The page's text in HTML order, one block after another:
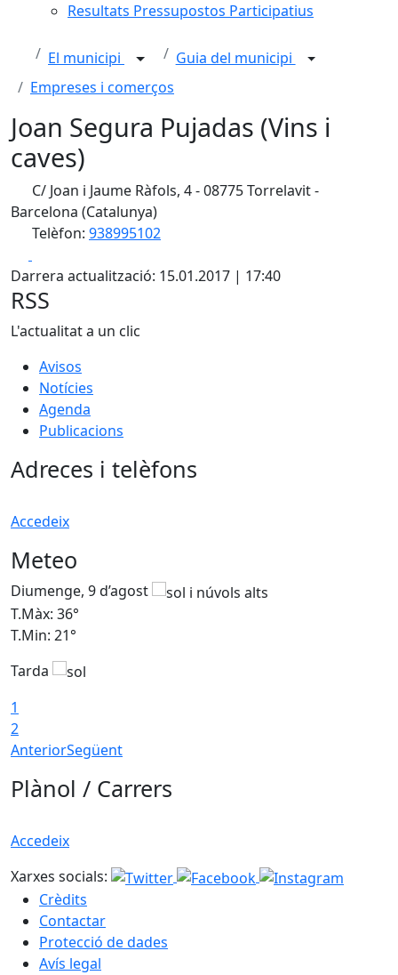
Resultats Pressupostos Participatius
El municipi
Guia del municipi
Empreses i comerços
Joan Segura Pujadas (Vins i
caves)
C/ Joan i Jaume Ràfols, 4 - 08775 Torrelavit -
Barcelona (Catalunya)
Telèfon: 938995102
Darrera actualització: 15.01.2017 | 17:40
RSS
L'actualitat a un clic
Avisos
Notícies
Agenda
Publicacions
Adreces i telèfons
Accedeix
Meteo
Diumenge, 9 d’agost
T.Màx: 36°
T.Min: 21°
Tarda
1
2
AnteriorSegüent
Plànol / Carrers
Accedeix
Xarxes socials:
Crèdits
Contactar
Protecció de dades
Avís legal